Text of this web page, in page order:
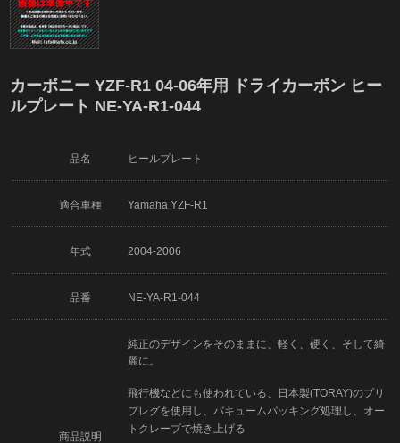
カーボニー YZF-R1 04-06年用 ドライカーボン ヒー
ルプレート NE-YA-R1-044
品名 ヒールプレート
適合車種 Yamaha YZF-R1
年式 2004-2006
品番 NE-YA-R1-044
商品説明
純正のデザインをそのままに、軽く、硬く、そして綺
麗に。
飛行機などにも使われている、日本製(TORAY)のプリ
プレグを使用し、バキュームパッキング処理し、オー
トクレーブで焼き上げる